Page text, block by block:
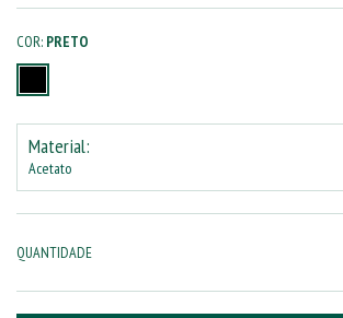
COR: PRETO
Material:
Acetato
QUANTIDADE